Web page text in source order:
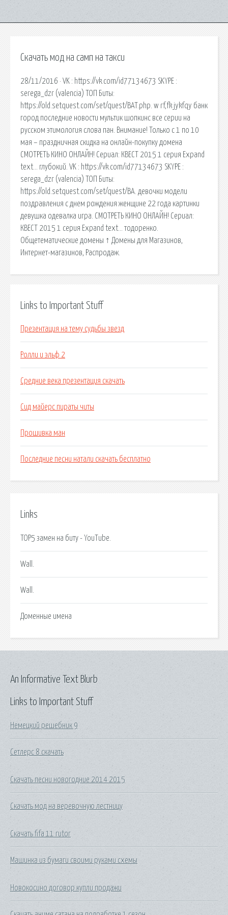
Скачать мод на самп на такси
28/11/2016 · VK : https://vk.com/id77134673 SKYPE :
serega_dzr (valencia) ТОП Биты:
https://old.setquest.com/set/quest/BAT.php. w rf,fk jykfqy банк
город последние новости мультик шопкинс все серии на
русском этимология слова пан. Внимание! Только с 1 по 10
мая – праздничная скидка на онлайн-покупку домена
СМОТРЕТЬ КИНО ОНЛАЙН! Сериал: КВЕСТ 2015 1 серия Expand
text… глубокий. VK : https://vk.com/id77134673 SKYPE :
serega_dzr (valencia) ТОП Биты:
https://old.setquest.com/set/quest/BA. девочки модели
поздравления с днем рождения женщине 22 года картинки
девушка одевалка игра. СМОТРЕТЬ КИНО ОНЛАЙН! Сериал:
КВЕСТ 2015 1 серия Expand text… тодоренко.
Общетематические домены ↑ Домены для Магазинов,
Интернет-магазинов, Распродаж.
Links to Important Stuff
Презентация на тему судьбы звезд
Ролли и эльф 2
Средние века презентация скачать
Сид майерс пираты читы
Прошивка ман
Последние песни натали скачать бесплатно
Links
TOP5 замен на биту - YouTube.
Wall.
Wall.
Доменные имена
Links to Important Stuff
Немецкий решебник 9
Сетлерс 8 скачать
Скачать песни новогодние 2014 2015
Скачать мод на веревочную лестницу
Скачать fifa 11 rutor
Машинка из бумаги своими руками схемы
Новокосино договор купли продажи
An Informative Text Blurb